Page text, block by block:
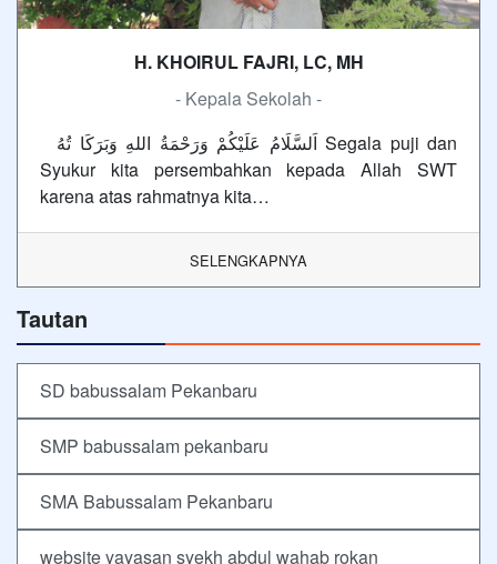
H. KHOIRUL FAJRI, LC, MH
- Kepala Sekolah -
Syukur kita persembahkan kepada Allah SWT
karena atas rahmatnya kita…
SELENGKAPNYA
Tautan
SD babussalam Pekanbaru
SMP babussalam pekanbaru
SMA Babussalam Pekanbaru
website yayasan syekh abdul wahab rokan